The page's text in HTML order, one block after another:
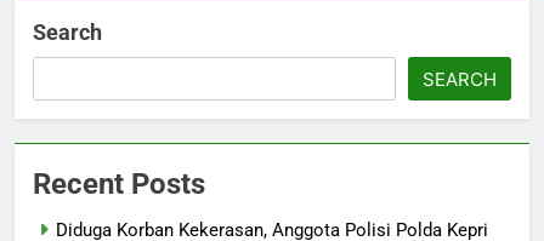
Search
SEARCH
Recent Posts
Diduga Korban Kekerasan, Anggota Polisi Polda Kepri